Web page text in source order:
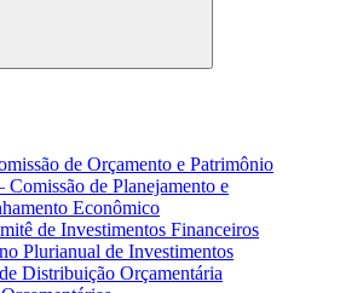
Buscar
de Orçamento e Patrimônio
de Planejamento e
Econômico
de Investimentos Financeiros
Plurianual de Investimentos
Distribuição Orçamentária